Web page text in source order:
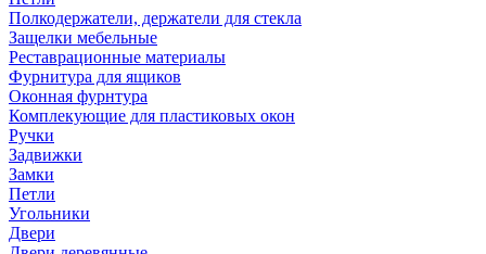
Полкодержатели, держатели для стекла
Защелки мебельные
Реставрационные материалы
Фурнитура для ящиков
Оконная фурнтура
Комплекующие для пластиковых окон
Ручки
Задвижки
Замки
Петли
Угольники
Двери